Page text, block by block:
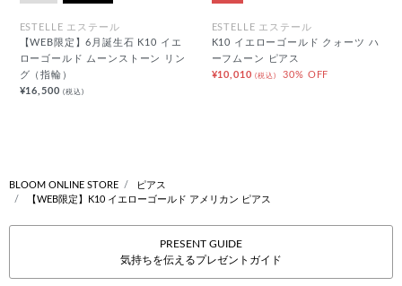
ESTELLE エステール
【WEB限定】6月誕生石 K10 イエ
ローゴールド ムーンストーン リン
グ（指輪）
¥16,500(税込)
ESTELLE エステール
K10 イエローゴールド クォーツ ハ
ーフムーン ピアス
¥10,010(税込) 30% OFF
BLOOM ONLINE STORE
ピアス
【WEB限定】K10 イエローゴールド アメリカン ピアス
PRESENT GUIDE
気持ちを伝えるプレゼントガイド